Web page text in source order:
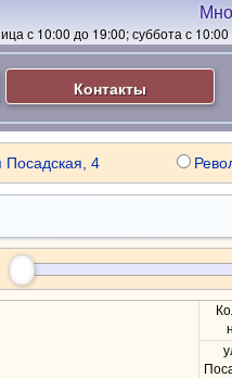
с 10:00 до 19:00; суббота с
Контакты
Посадская, 4